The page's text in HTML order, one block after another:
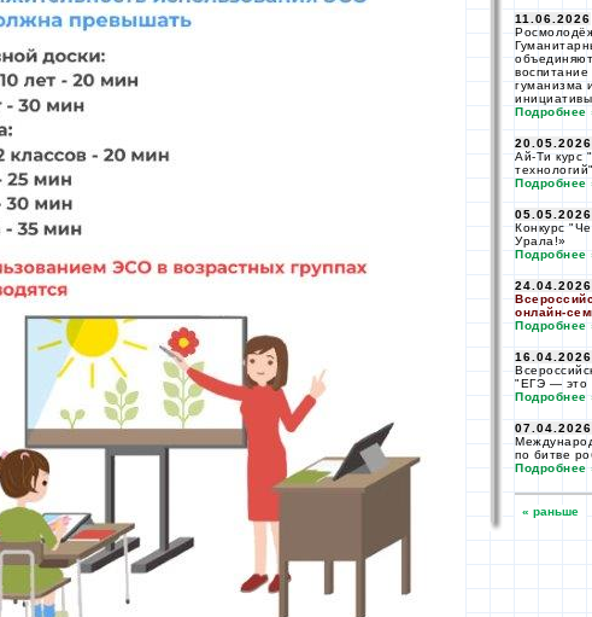
11.06.2026
гуманизма
инициативы
Подробнее
20.05.2026
Ай-Ти курс
Подробнее
05.05.2026
Конкурс
Урала!»
Подробнее
24.04.2026
онлайн-
Подробнее
16.04.2026
"ЕГЭ — это
Подробнее
07.04.2026
по битве
Подробнее